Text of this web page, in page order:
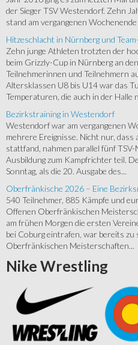
der Sieger TSV Westendorf. Zehn
stand am vergangenen Wochenende
Hitzeschlacht in Nürnberg und
Zehn junge Athleten trotzten der
beim Grizzly-Cup in Nürnberg an
Teilnehmerinnen und Teilnehmern
Altersklassen U8 bis U14 war das
Temperaturen, die auch in der Halle
Bezirkstraining in Westendorf
Westendorf war am vergangenen
mehrere Ereignisse. Nicht nur, dass
stattfand, nahmen parallel fünf
Ausbildung zum Kampfrichter teil.
Sonntag, als die 20. Ausgabe des...
Oberfränkische 2026 – Eine
540 Teilnehmer, 885 Kämpfe und
Offenen Oberfränkischen
am frühen Morgen die ersten
bei Coburg eintrafen, war bereits zu
Oberfränkischen Meisterschaften...
Nike Wrestling